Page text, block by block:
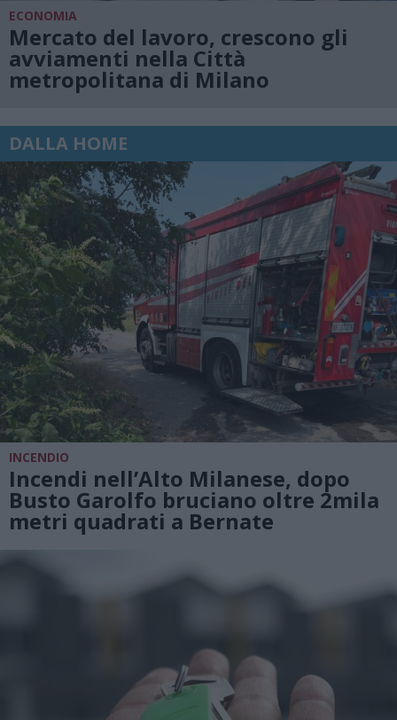
ECONOMIA
Mercato del lavoro, crescono gli
avviamenti nella Città
metropolitana di Milano
DALLA HOME
INCENDIO
Incendi nell’Alto Milanese, dopo
Busto Garolfo bruciano oltre 2mila
metri quadrati a Bernate